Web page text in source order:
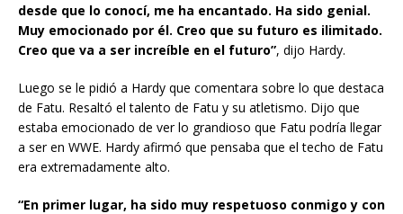
desde que lo conocí, me ha encantado. Ha sido genial.
Muy emocionado por él. Creo que su futuro es ilimitado.
Creo que va a ser increíble en el futuro”, dijo Hardy.
Luego se le pidió a Hardy que comentara sobre lo que destaca
de Fatu. Resaltó el talento de Fatu y su atletismo. Dijo que
estaba emocionado de ver lo grandioso que Fatu podría llegar
a ser en WWE. Hardy afirmó que pensaba que el techo de Fatu
era extremadamente alto.
“En primer lugar, ha sido muy respetuoso conmigo y con